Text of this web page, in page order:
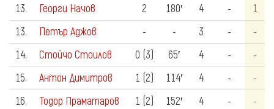
13.
Георги Начов 2 180′ 4 -
1
13.
Петър Аджов - - 3 -
-
14.
Стойчо Стоилов 0 (3) 65′ 4 -
-
15.
Антон Димитров 1 (2) 114′ 4 -
-
16.
Тодор Праматаров 1 (2) 152′ 4 - -